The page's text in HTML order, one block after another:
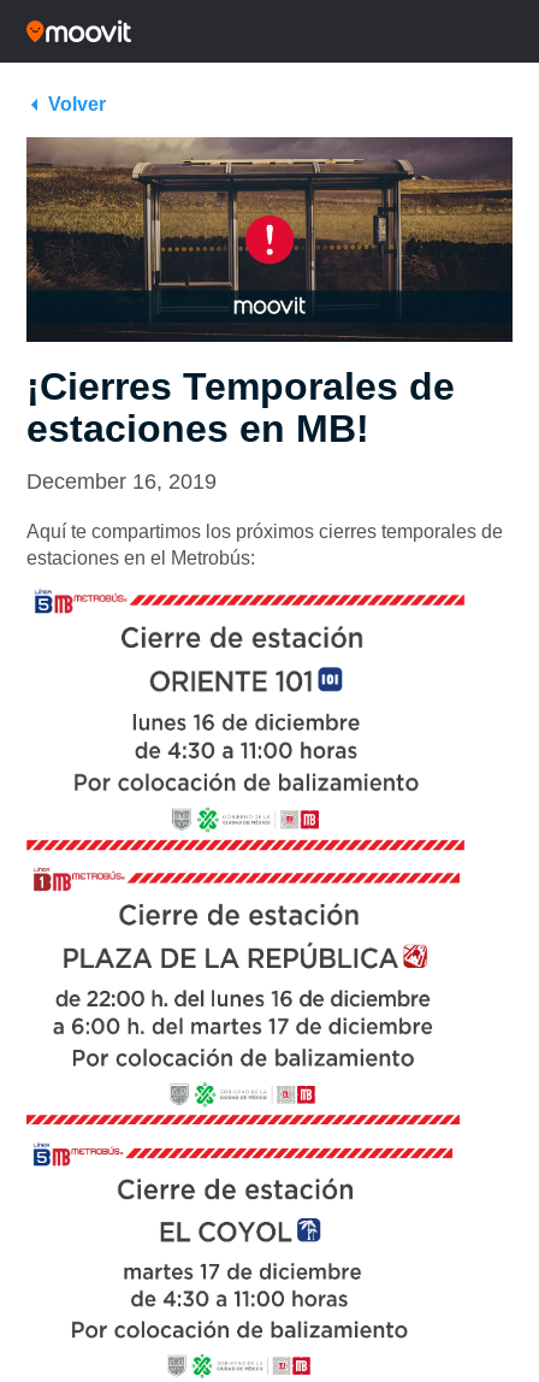
Volver
¡Cierres Temporales de
estaciones en MB!
December 16, 2019
Aquí te compartimos los próximos cierres temporales de
estaciones en el Metrobús: